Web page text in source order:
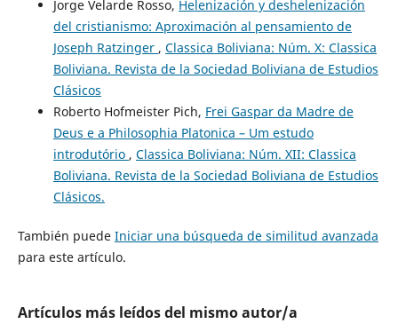
Jorge Velarde Rosso, Helenización y deshelenización
del cristianismo: Aproximación al pensamiento de
Joseph Ratzinger , Classica Boliviana: Núm. X: Classica
Boliviana. Revista de la Sociedad Boliviana de Estudios
Clásicos
Roberto Hofmeister Pich, Frei Gaspar da Madre de
Deus e a Philosophia Platonica – Um estudo
introdutório , Classica Boliviana: Núm. XII: Classica
Boliviana. Revista de la Sociedad Boliviana de Estudios
Clásicos.
También puede Iniciar una búsqueda de similitud avanzada
para este artículo.
Artículos más leídos del mismo autor/a